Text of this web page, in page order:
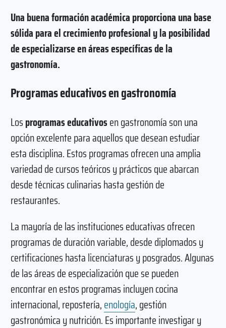
Una buena formación académica proporciona una base
sólida para el crecimiento profesional y la posibilidad
de especializarse en áreas específicas de la
gastronomía.
Programas educativos en gastronomía
Losprogramas educativosen gastronomía son una
opción excelente para aquellos que desean estudiar
esta disciplina. Estos programas ofrecen una amplia
variedad de cursos teóricos y prácticos que abarcan
desde técnicas culinarias hasta gestión de
restaurantes.
La mayoría de las instituciones educativas ofrecen
programas de duración variable, desde diplomados y
certificaciones hasta licenciaturas y posgrados. Algunas
de las áreas de especialización que se pueden
encontrar en estos programas incluyen cocina
internacional, repostería,enología, gestión
gastronómica y nutrición. Es importante investigar y